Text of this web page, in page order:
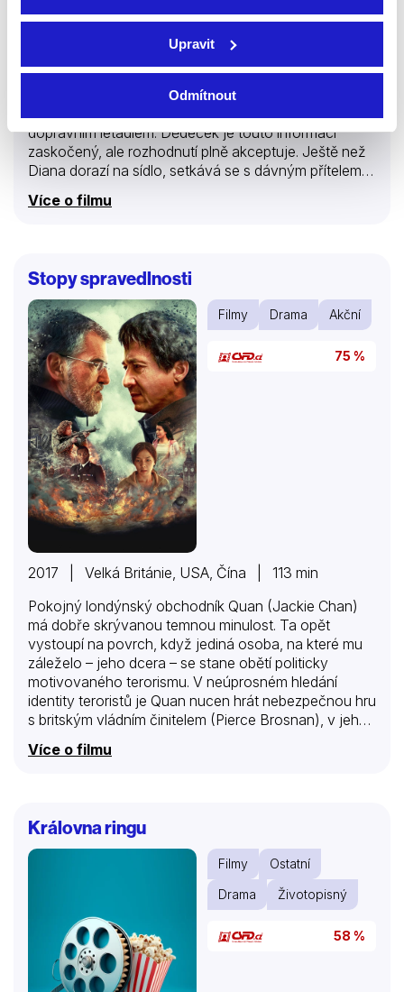
Upravit
Odmítnout
2006 | Německo | 90 min
Diana se vrací po dvou letech na rodinné sídlo, kde je
očekávána svým dědečkem. Vnučka mu hodlá sdělit,
že ukončila studia práv a ze svého koníčka – létání –
si udělala profesi. Nyní létá jako druhý pilot s
dopravním letadlem. Dědeček je touto informací
zaskočený, ale rozhodnutí plně akceptuje. Ještě než
Diana dorazí na sídlo, setkává se s dávným přítelem z
letiště Georgem Pearsonem…
Více o filmu
Stopy spravedlnosti
Filmy Drama Akční
75 %
2017 | Velká Británie, USA, Čína | 113 min
Pokojný londýnský obchodník Quan (Jackie Chan)
má dobře skrývanou temnou minulost. Ta opět
vystoupí na povrch, když jediná osoba, na které mu
záleželo – jeho dcera – se stane obětí politicky
motivovaného terorismu. V neúprosném hledání
identity teroristů je Quan nucen hrát nebezpečnou hru
s britským vládním činitelem (Pierce Brosnan), v jehož
nebezpečným zabijákům.
Více o filmu
Královna ringu
Filmy
Ostatní
Drama
Životopisný
58 %